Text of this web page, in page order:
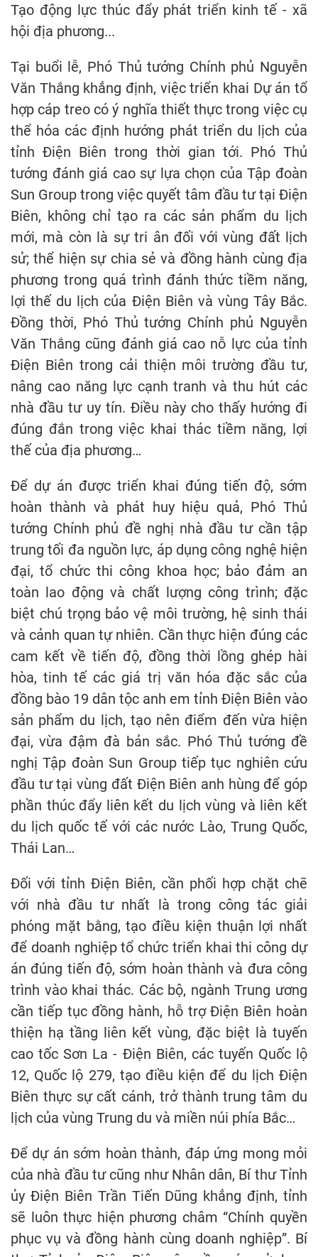
Tạo động lực thúc đẩy phát triển kinh tế - xã
hội địa phương...
Tại buổi lễ, Phó Thủ tướng Chính phủ Nguyễn
Văn Thắng khẳng định, việc triển khai Dự án tổ
hợp cáp treo có ý nghĩa thiết thực trong việc cụ
thể hóa các định hướng phát triển du lịch của
tỉnh Điện Biên trong thời gian tới. Phó Thủ
tướng đánh giá cao sự lựa chọn của Tập đoàn
Sun Group trong việc quyết tâm đầu tư tại Điện
Biên, không chỉ tạo ra các sản phẩm du lịch
mới, mà còn là sự tri ân đối với vùng đất lịch
sử; thể hiện sự chia sẻ và đồng hành cùng địa
phương trong quá trình đánh thức tiềm năng,
lợi thế du lịch của Điện Biên và vùng Tây Bắc.
Đồng thời, Phó Thủ tướng Chính phủ Nguyễn
Văn Thắng cũng đánh giá cao nỗ lực của tỉnh
Điện Biên trong cải thiện môi trường đầu tư,
nâng cao năng lực cạnh tranh và thu hút các
nhà đầu tư uy tín. Điều này cho thấy hướng đi
đúng đắn trong việc khai thác tiềm năng, lợi
thế của địa phương…
Để dự án được triển khai đúng tiến độ, sớm
hoàn thành và phát huy hiệu quả, Phó Thủ
tướng Chính phủ đề nghị nhà đầu tư cần tập
trung tối đa nguồn lực, áp dụng công nghệ hiện
đại, tổ chức thi công khoa học; bảo đảm an
toàn lao động và chất lượng công trình; đặc
biệt chú trọng bảo vệ môi trường, hệ sinh thái
và cảnh quan tự nhiên. Cần thực hiện đúng các
cam kết về tiến độ, đồng thời lồng ghép hài
hòa, tinh tế các giá trị văn hóa đặc sắc của
đồng bào 19 dân tộc anh em tỉnh Điện Biên vào
sản phẩm du lịch, tạo nên điểm đến vừa hiện
đại, vừa đậm đà bản sắc. Phó Thủ tướng đề
nghị Tập đoàn Sun Group tiếp tục nghiên cứu
đầu tư tại vùng đất Điện Biên anh hùng để góp
phần thúc đẩy liên kết du lịch vùng và liên kết
du lịch quốc tế với các nước Lào, Trung Quốc,
Thái Lan…
Đối với tỉnh Điện Biên, cần phối hợp chặt chẽ
với nhà đầu tư nhất là trong công tác giải
phóng mặt bằng, tạo điều kiện thuận lợi nhất
để doanh nghiệp tổ chức triển khai thi công dự
án đúng tiến độ, sớm hoàn thành và đưa công
trình vào khai thác. Các bộ, ngành Trung ương
cần tiếp tục đồng hành, hỗ trợ Điện Biên hoàn
thiện hạ tầng liên kết vùng, đặc biệt là tuyến
cao tốc Sơn La - Điện Biên, các tuyến Quốc lộ
12, Quốc lộ 279, tạo điều kiện để du lịch Điện
Biên thực sự cất cánh, trở thành trung tâm du
lịch của vùng Trung du và miền núi phía Bắc…
Để dự án sớm hoàn thành, đáp ứng mong mỏi
của nhà đầu tư cũng như Nhân dân, Bí thư Tỉnh
ủy Điện Biên Trần Tiến Dũng khẳng định, tỉnh
sẽ luôn thực hiện phương châm “Chính quyền
phục vụ và đồng hành cùng doanh nghiệp”. Bí